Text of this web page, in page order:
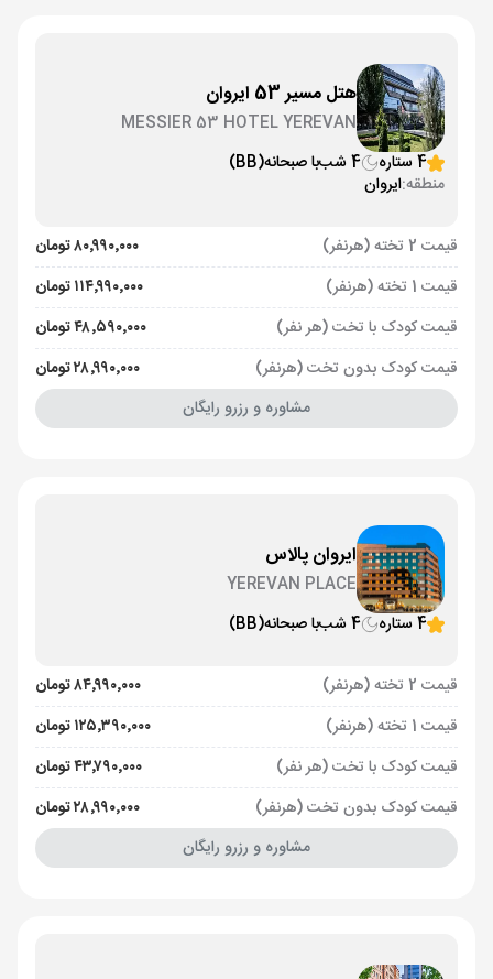
هتل مسیر 53 ایروان
MESSIER 53 HOTEL YEREVAN
4 ستاره
4 شب با صبحانه(BB)
منطقه:ایروان
قیمت 2 تخته (هرنفر)
۸۰٬۹۹۰٬۰۰۰ تومان
قیمت 1 تخته (هرنفر)
۱۱۴٬۹۹۰٬۰۰۰ تومان
قیمت کودک با تخت (هر نفر)
۴۸٬۵۹۰٬۰۰۰ تومان
قیمت کودک بدون تخت (هرنفر)
۲۸٬۹۹۰٬۰۰۰ تومان
مشاوره و رزرو رایگان
ایروان پالاس
YEREVAN PLACE
4 ستاره
4 شب با صبحانه(BB)
قیمت 2 تخته (هرنفر)
۸۴٬۹۹۰٬۰۰۰ تومان
قیمت 1 تخته (هرنفر)
۱۲۵٬۳۹۰٬۰۰۰ تومان
قیمت کودک با تخت (هر نفر)
۴۳٬۷۹۰٬۰۰۰ تومان
قیمت کودک بدون تخت (هرنفر)
۲۸٬۹۹۰٬۰۰۰ تومان
مشاوره و رزرو رایگان